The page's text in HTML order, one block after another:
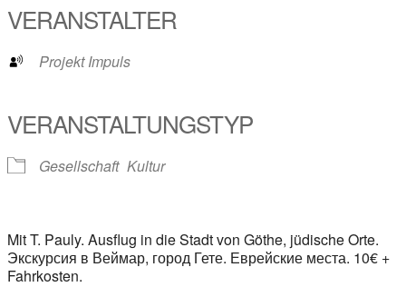
VERANSTALTER
Projekt Impuls
VERANSTALTUNGSTYP
Gesellschaft Kultur
Mit T. Pauly. Ausflug in die Stadt von Göthe, jüdische Orte.
Экскурсия в Веймар, город Гете. Еврейские места. 10€ +
Fahrkosten.